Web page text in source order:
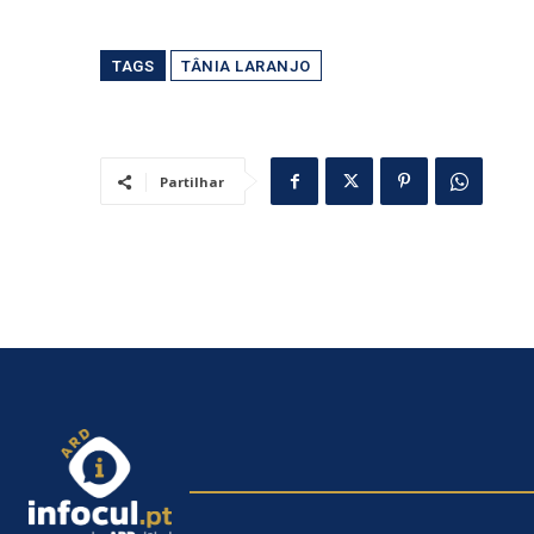
TAGS TÂNIA LARANJO
Partilhar